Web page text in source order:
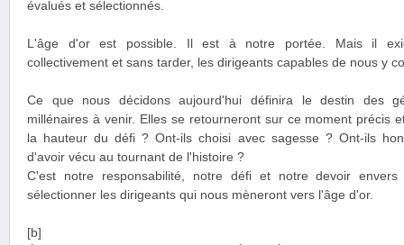
évalués et sélectionnés.
L'âge d'or est possible. Il est à notre portée. Mais il
collectivement et sans tarder, les dirigeants capables de nous y
Ce que nous décidons aujourd'hui définira le destin des
millénaires à venir. Elles se retourneront sur ce moment précis
la hauteur du défi ? Ont-ils choisi avec sagesse ? Ont-ils
d'avoir vécu au tournant de l'histoire ?
C'est notre responsabilité, notre défi et notre devoir
sélectionner les dirigeants qui nous mèneront vers l'âge d'or.
[b]